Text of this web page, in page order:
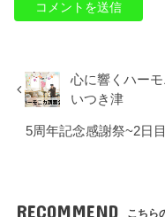
心に響くハー
いつき津
5周年記念感謝祭~2日
RECOMMEND こちら